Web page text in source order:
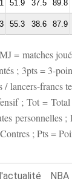
51.9 37.5 89.8
55.3 38.6 87.9
MJ = matches
; 3pts = 3-
/ lancers-francs
; Tot =
personnelles
; Pts =